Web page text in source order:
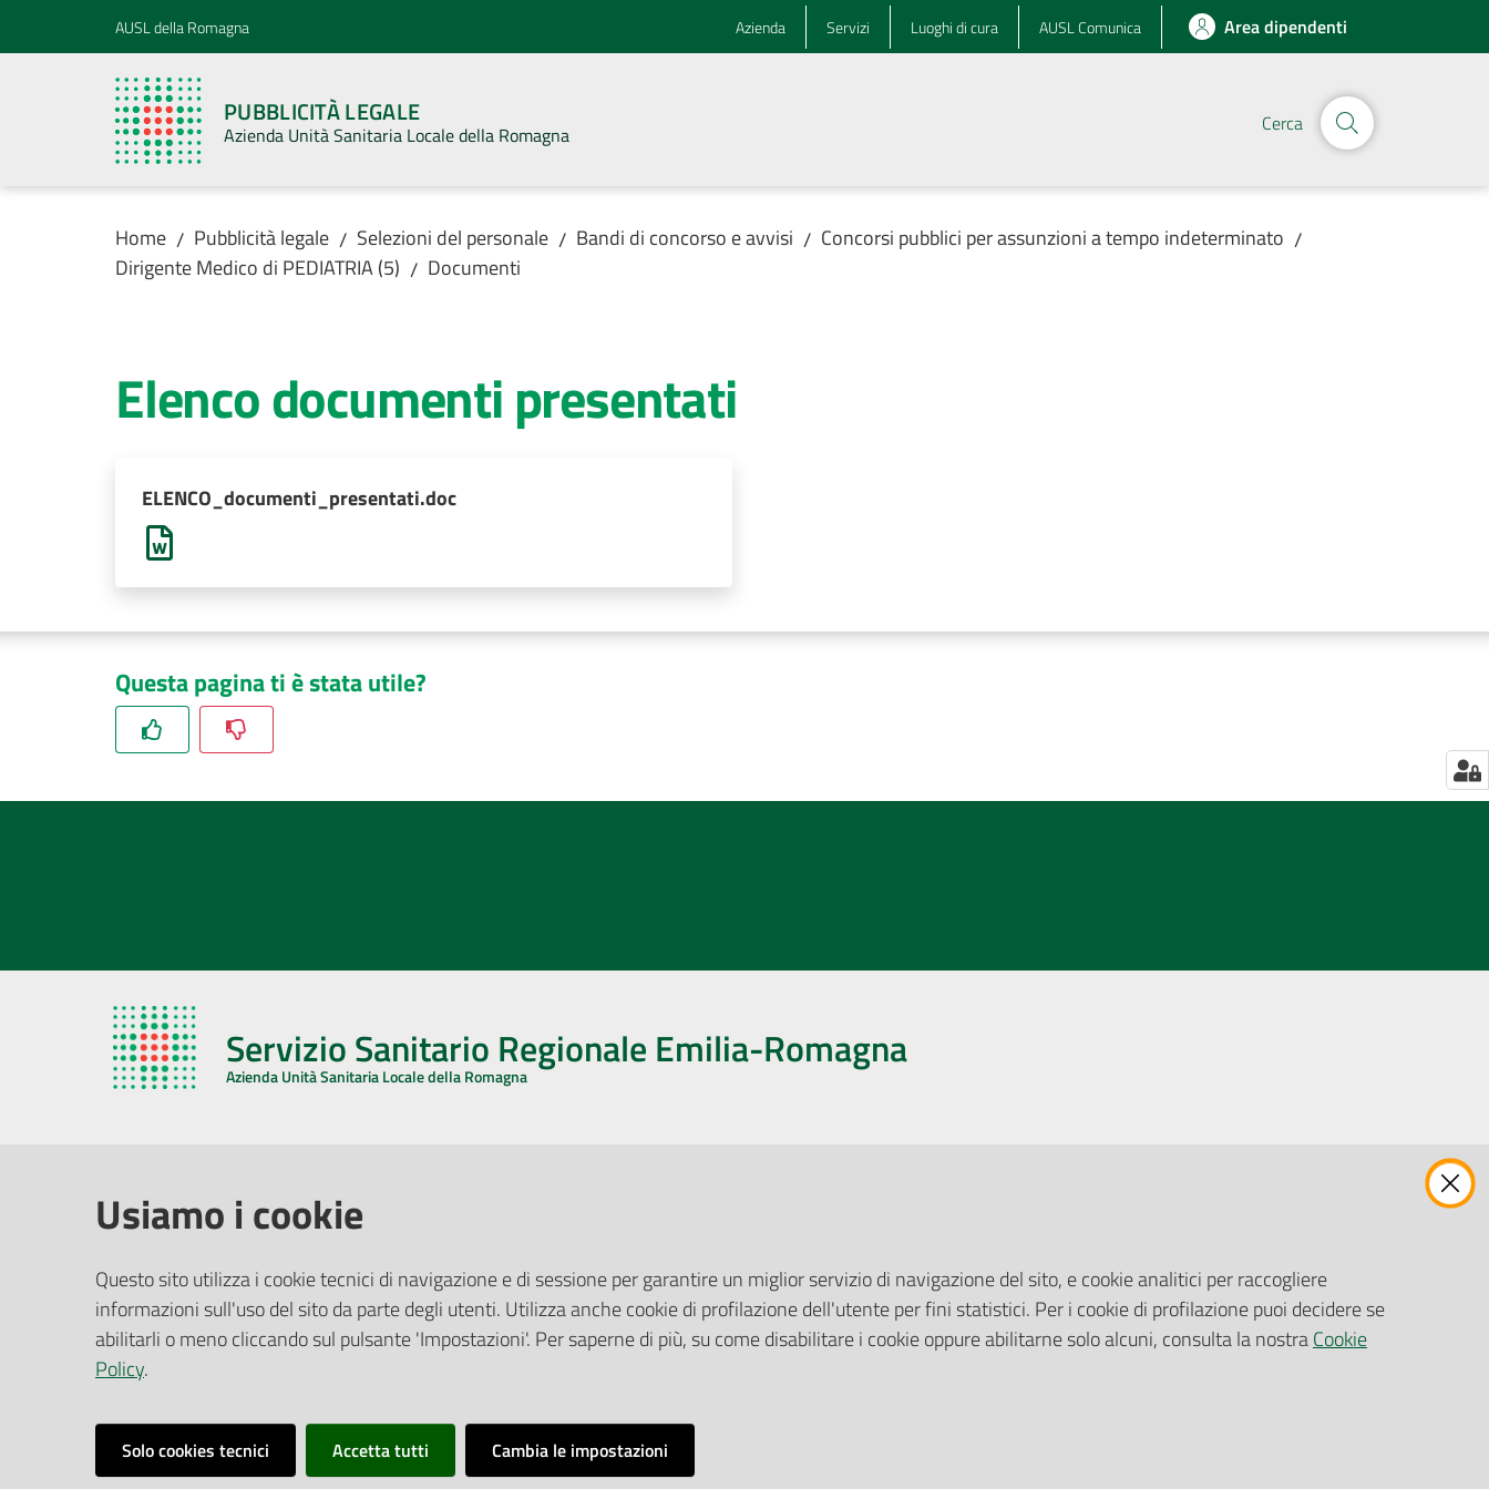
Vai al contenuto
Vai alla navigazioneAUSL della Romagna Azienda Servizi Luoghi di cura AUSL Comunica Area dipendenti
PUBBLICITÀ LEGALE
Azienda Unità Sanitaria Locale della Romagna Cerca
Home / Pubblicità legale / Selezioni del personale / Bandi di concorso e avvisi / Concorsi pubblici per assunzioni a tempo indeterminato /
Dirigente Medico di PEDIATRIA (5) / Documenti
Elenco documenti presentati
ELENCO_documenti_presentati.doc
Questa pagina ti è stata utile?
Servizio Sanitario Regionale Emilia-Romagna
Azienda Unità Sanitaria Locale della Romagna
Via De Gasperi, 8 - 48121 Ravenna (RA)
CF/P.IVA:02483810392
PEC:
azienda@pec.auslromagna.it
Ufficio Relazioni con il Pubblico
Riferimenti per la Stampa
Pubblicità legale
Albo Pretorio
Privacy Policy
Attuazione Misure PNRR
Gare e Appalti
Richiesta Patrocinio
Usiamo i cookie
Questo sito utilizza i cookie tecnici di navigazione e di sessione per garantire un miglior servizio di navigazione del sito, e cookie analitici per raccogliere
informazioni sull'uso del sito da parte degli utenti. Utilizza anche cookie di profilazione dell'utente per fini statistici. Per i cookie di profilazione puoi decidere se
abilitarli o meno cliccando sul pulsante 'Impostazioni'. Per saperne di più, su come disabilitare i cookie oppure abilitarne solo alcuni, consulta la nostraCookie
Policy.
Solo cookies tecnici Accetta tutti Cambia le impostazioni